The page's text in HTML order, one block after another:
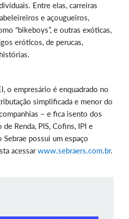
Entre elas, carreiras
e açougueiros,
“bikeboys”, e outras exóticas,
eróticos, de perucas,
o empresário é enquadrado no
simplificada e menor do
– e fica isento dos
Renda, PIS, Cofins, IPI e
Sebrae possui um espaço
acessarwww.sebraers.com.br.